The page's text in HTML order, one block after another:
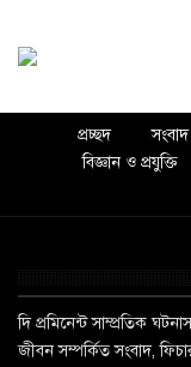
প্রচ্ছদ সংবাদ
বিজ্ঞান ও প্রযুক্তি
দি প্রমিনেন্ট সাম্প্রতিক
জীবন সম্পর্কিত সংবাদ,